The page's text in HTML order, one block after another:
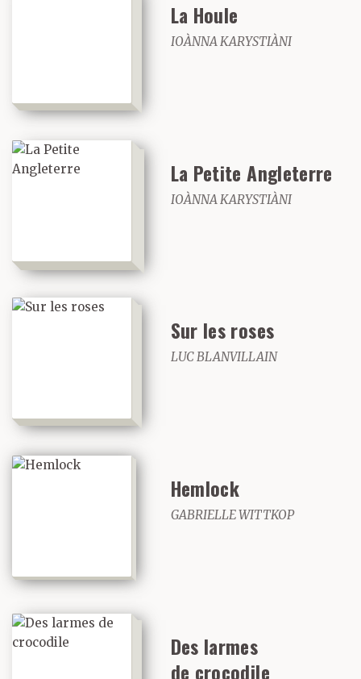
La Houle
IOÀNNA KARYSTIÀNI
La Petite Angleterre
IOÀNNA KARYSTIÀNI
Sur les roses
LUC BLANVILLAIN
Hemlock
GABRIELLE WITTKOP
Des larmes
de crocodile